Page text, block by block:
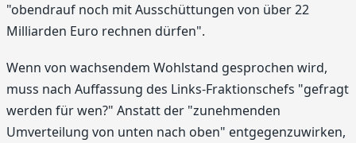
"obendrauf noch mit Ausschüttungen von über 22
Milliarden Euro rechnen dürfen".
Wenn von wachsendem Wohlstand gesprochen wird,
muss nach Auffassung des Links-Fraktionschefs "gefragt
werden für wen?" Anstatt der "zunehmenden
Umverteilung von unten nach oben" entgegenzuwirken,